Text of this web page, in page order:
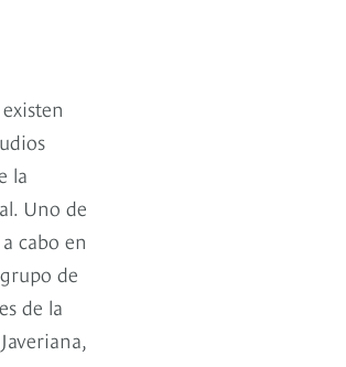
la
Uno de
cabo en
de
de la